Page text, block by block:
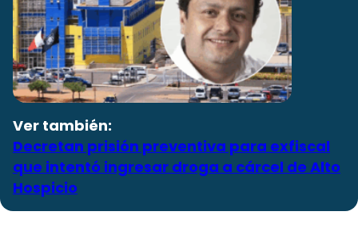
Ver también:
Decretan prisión preventiva para exfiscal
que intentó ingresar droga a cárcel de Alto
Hospicio